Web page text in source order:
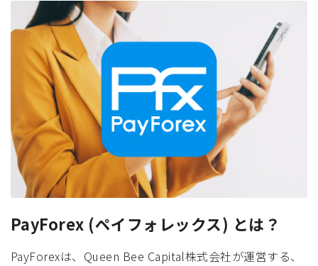
PayForex (ペイフォレックス) とは？
PayForexは、Queen Bee Capital株式会社が運営する、